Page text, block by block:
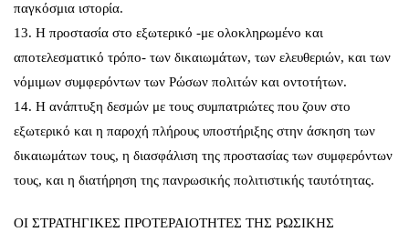
παγκόσμια ιστορία.
13. Η προστασία στο εξωτερικό -με ολοκληρωμένο και
αποτελεσματικό τρόπο- των δικαιωμάτων, των ελευθεριών, και των
νόμιμων συμφερόντων των Ρώσων πολιτών και οντοτήτων.
14. Η ανάπτυξη δεσμών με τους συμπατριώτες που ζουν στο
εξωτερικό και η παροχή πλήρους υποστήριξης στην άσκηση των
δικαιωμάτων τους, η διασφάλιση της προστασίας των συμφερόντων
τους, και η διατήρηση της πανρωσικής πολιτιστικής ταυτότητας.
ΟΙ ΣΤΡΑΤΗΓΙΚΕΣ ΠΡΟΤΕΡΑΙΟΤΗΤΕΣ ΤΗΣ ΡΩΣΙΚΗΣ